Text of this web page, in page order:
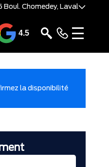
Boul. Chomedey, Laval
4.5
la disponibilité